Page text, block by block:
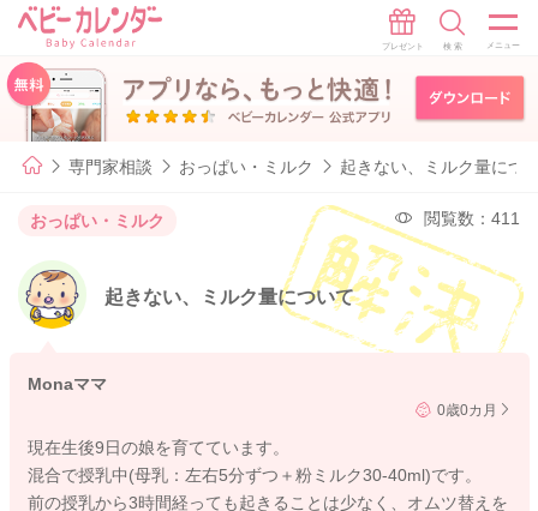
専門家相談 おっぱい・ミルク 起きない、ミルク量につ
おっぱい・ミルク 閲覧数：411
起きない、ミルク量について
Monaママ
0歳0カ月
現在生後9日の娘を育てています。
混合で授乳中(母乳：左右5分ずつ＋粉ミルク30-40ml)です。
前の授乳から3時間経っても起きることは少なく、オムツ替えを